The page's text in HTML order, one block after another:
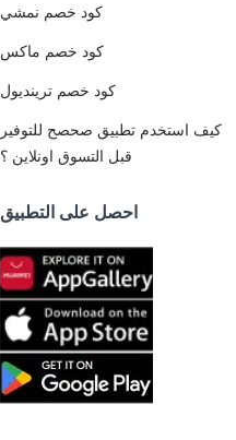
كود خصم نمشي
كود خصم ماكس
كود خصم ترينديول
كيف استخدم تطبيق صحصح للتوفير
قبل التسوق اونلاين ؟
احصل على التطبيق